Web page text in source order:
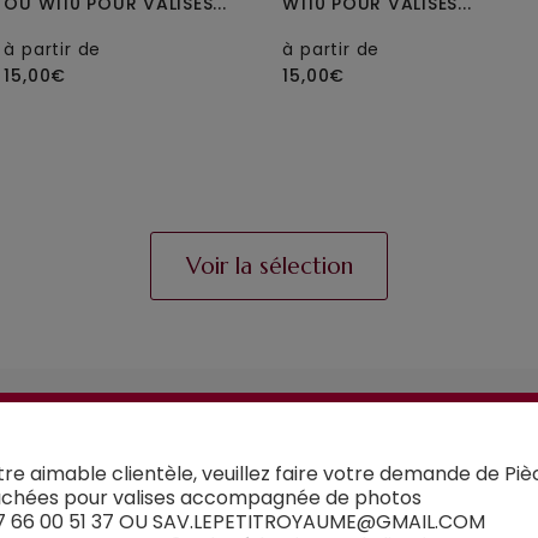
à partir de
15,00€
à partir de
15,00€
Voir la sélection
Contactez-nous
avez un doute sur la pièce détachée que vous
aimable clientèle, veuillez faire votre demande de
pour valises accompagnée de photos
66 00 51 37 OU SAV.LEPETITROYAUME@GMAIL.COM